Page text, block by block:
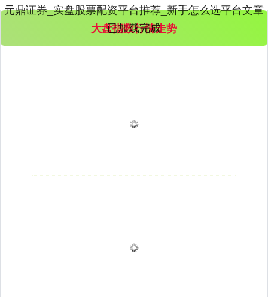
元鼎证券_实盘股票配资平台推荐_新手怎么选平台文章
已加载完成
大盘指数行情走势